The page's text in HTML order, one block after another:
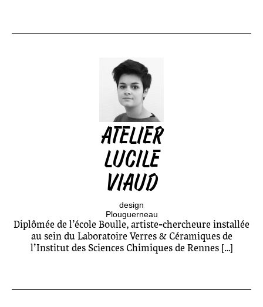
ATELIER
LUCILE
VIAUD
design
Plouguerneau
Diplômée de l’école Boulle, artiste-chercheure installée
au sein du Laboratoire Verres & Céramiques de
l’Institut des Sciences Chimiques de Rennes […]